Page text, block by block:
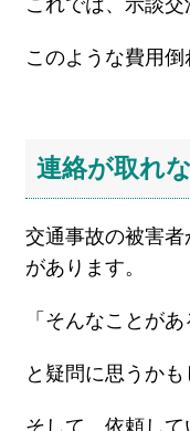
これでは、示談交
このような費用
連絡が取れ
交通事故の被害
があります。
「そんなことがあ
と疑問に思うか